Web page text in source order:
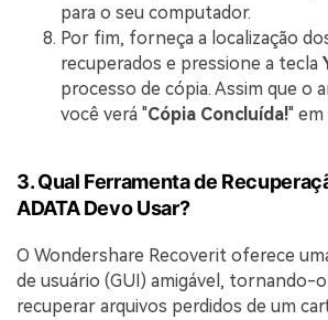
para o seu computador.
Por fim, forneça a localização
recuperados e pressione a tecla
processo de cópia. Assim que o
você verá "Cópia Concluída!" em
3. Qual Ferramenta de
ADATA Devo Usar?
O Wondershare Recoverit oferece
de usuário (GUI) amigável, tornando-
recuperar arquivos perdidos de um